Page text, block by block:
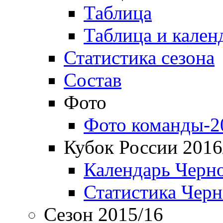
Таблица
Таблица и
Статистика сезона
Состав
Фото
Фото команды-
Кубок России
Календарь
Статистика
Сезон 2015/16